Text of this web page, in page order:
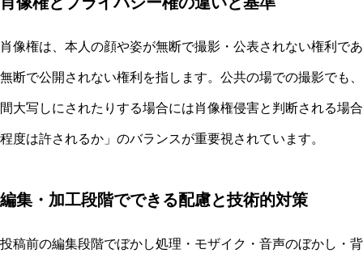
肖像権は、本人の顔や姿が無断で撮影・公表されない権利で
無断で公開されない権利を指します。公共の場での撮影でも
間大写しにされたりする場合には肖像権侵害と判断される場
程度は許されるか」のバランスが重要視されています。
編集・加工段階でできる配慮と技術的対策
投稿前の編集段階でぼかし処理・モザイク・音声のぼかし・